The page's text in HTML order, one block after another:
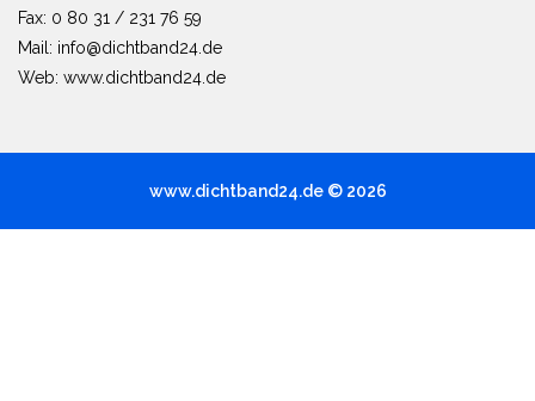
Fax: 0 80 31 / 231 76 59
Mail: info@dichtband24.de
Web: www.dichtband24.de
www.dichtband24.de © 2026